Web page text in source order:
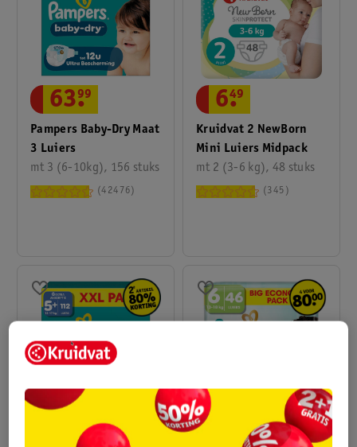
Pampers Baby-Dry Maat
3 Luiers
mt 3 (6-10kg), 156 stuks
63.
99
42476
Kruidvat 2 NewBorn
Mini Luiers Midpack
mt 2 (3-6 kg), 48 stuks
6.
49
345